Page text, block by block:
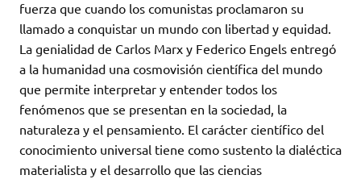
fuerza que cuando los comunistas proclamaron su
llamado a conquistar un mundo con libertad y equidad.
La genialidad de Carlos Marx y Federico Engels entregó
a la humanidad una cosmovisión científica del mundo
que permite interpretar y entender todos los
fenómenos que se presentan en la sociedad, la
naturaleza y el pensamiento. El carácter científico del
conocimiento universal tiene como sustento la dialéctica
materialista y el desarrollo que las ciencias